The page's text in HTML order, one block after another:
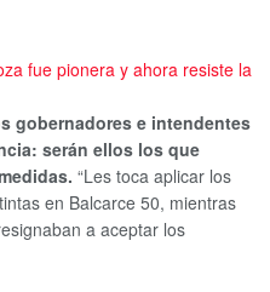
fue pionera y ahora resiste la
gobernadores e intendentes
serán ellos los que
“Les toca aplicar los
en Balcarce 50, mientras
a aceptar los